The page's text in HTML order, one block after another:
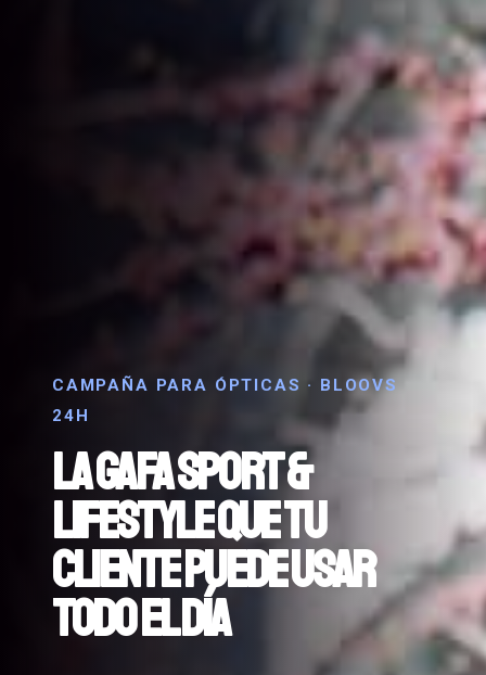
CAMPAÑA PARA ÓPTICAS · BLOOVS
24H
LA GAFA SPORT &
LIFESTYLE QUE TU
CLIENTE PUEDE USAR
TODO EL DÍA